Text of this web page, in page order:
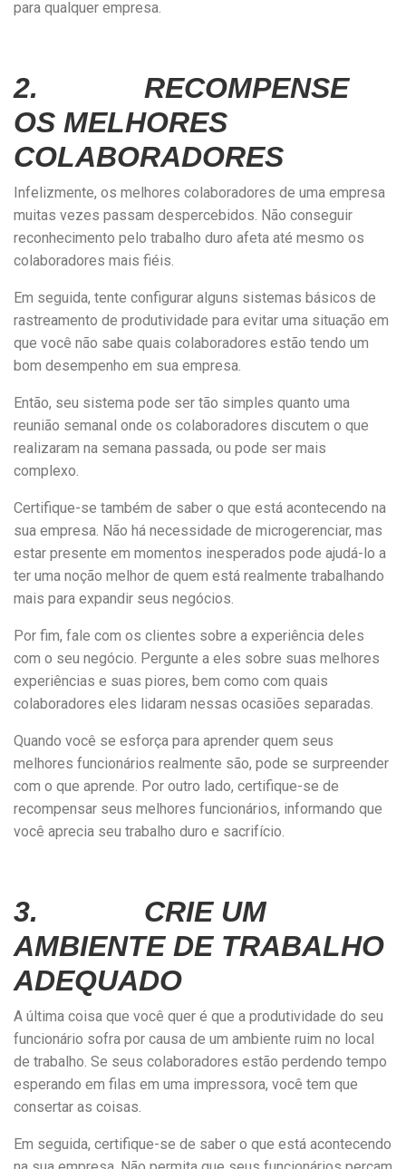
para qualquer empresa.
2. RECOMPENSE
OS MELHORES
COLABORADORES
Infelizmente, os melhores colaboradores de uma empresa
muitas vezes passam despercebidos. Não conseguir
reconhecimento pelo trabalho duro afeta até mesmo os
colaboradores mais fiéis.
Em seguida, tente configurar alguns sistemas básicos de
rastreamento de produtividade para evitar uma situação em
que você não sabe quais colaboradores estão tendo um
bom desempenho em sua empresa.
Então, seu sistema pode ser tão simples quanto uma
reunião semanal onde os colaboradores discutem o que
realizaram na semana passada, ou pode ser mais
complexo.
Certifique-se também de saber o que está acontecendo na
sua empresa. Não há necessidade de microgerenciar, mas
estar presente em momentos inesperados pode ajudá-lo a
ter uma noção melhor de quem está realmente trabalhando
mais para expandir seus negócios.
Por fim, fale com os clientes sobre a experiência deles
com o seu negócio. Pergunte a eles sobre suas melhores
experiências e suas piores, bem como com quais
colaboradores eles lidaram nessas ocasiões separadas.
Quando você se esforça para aprender quem seus
melhores funcionários realmente são, pode se surpreender
com o que aprende. Por outro lado, certifique-se de
recompensar seus melhores funcionários, informando que
você aprecia seu trabalho duro e sacrifício.
3. CRIE UM
AMBIENTE DE TRABALHO
ADEQUADO
A última coisa que você quer é que a produtividade do seu
funcionário sofra por causa de um ambiente ruim no local
de trabalho. Se seus colaboradores estão perdendo tempo
esperando em filas em uma impressora, você tem que
consertar as coisas.
Em seguida, certifique-se de saber o que está acontecendo